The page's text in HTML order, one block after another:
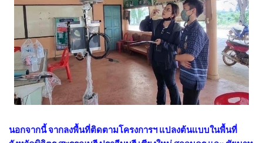
นอกจากนี้ จากลงพื้นที่ติดตามโครงการฯ แปลงต้นแบบในพื้นที่